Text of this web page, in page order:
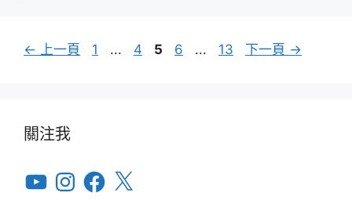
← 上一頁
頁
1 ...
頁
4
頁
5
頁
6 ...
頁
13 下一頁 →
關注我
YouTubeInstagramFacebook
X